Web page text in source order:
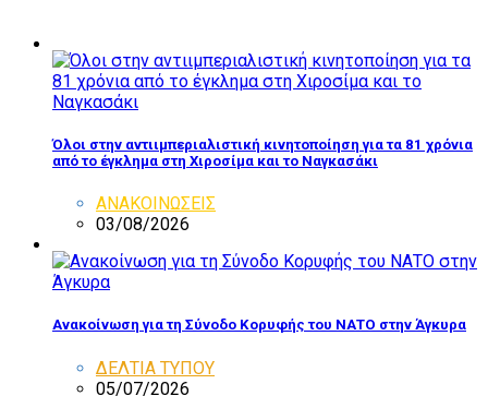
Όλοι στην αντιιμπεριαλιστική κινητοποίηση για τα 81 χρόνια
από το έγκλημα στη Χιροσίμα και το Ναγκασάκι
ΑΝΑΚΟΙΝΩΣΕΙΣ
03/08/2026
Ανακοίνωση για τη Σύνοδο Κορυφής του ΝΑΤΟ στην Άγκυρα
ΔΕΛΤΙΑ ΤΥΠΟΥ
05/07/2026